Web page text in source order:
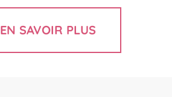
EN SAVOIR PLUS